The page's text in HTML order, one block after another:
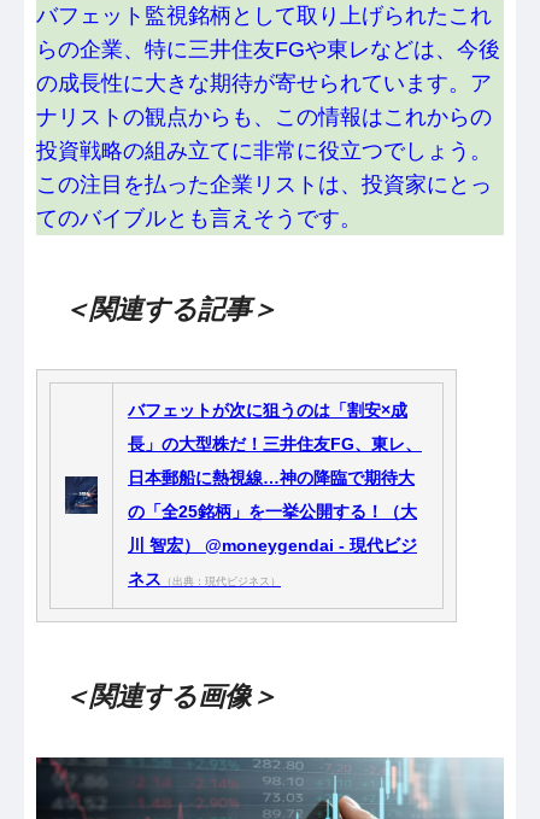
バフェット監視銘柄として取り上げられたこれ
らの企業、特に三井住友FGや東レなどは、今後
の成長性に大きな期待が寄せられています。ア
ナリストの観点からも、この情報はこれからの
投資戦略の組み立てに非常に役立つでしょう。
この注目を払った企業リストは、投資家にとっ
てのバイブルとも言えそうです。
＜関連する記事＞
バフェットが次に狙うのは「割安×成
長」の大型株だ！三井住友FG、東レ、
日本郵船に熱視線…神の降臨で期待大
の「全25銘柄」を一挙公開する！（大
川 智宏） @moneygendai - 現代ビジ
ネス （出典：現代ビジネス）
＜関連する画像＞